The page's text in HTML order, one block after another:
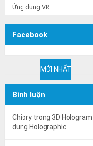
Ứng dụng VR
Facebook
MỚI NHẤT
Bình luận
Chiory trong 3D
dụng Holographic